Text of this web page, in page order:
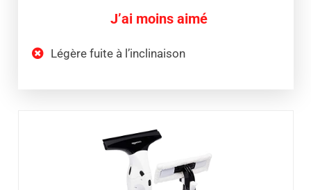
J’ai moins aimé
Légère fuite à l’inclinaison